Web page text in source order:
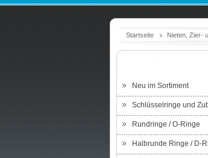
Startseite Nieten, Zier-
Neu im Sortiment
Schlüsselringe und
Rundringe / O-Ringe
Halbrunde Ringe / D-